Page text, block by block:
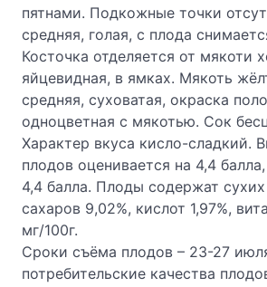
пятнами. Подкожные точки
средняя, голая, с плода
Косточка отделяется от мякоти
яйцевидная, в ямках. Мякоть
средняя, суховатая, окраска
одноцветная с мякотью. Сок
Характер вкуса кисло-сладкий.
плодов оценивается на 4,4
4,4 балла. Плоды содержат
сахаров 9,02%, кислот 1,97%,
мг/100г.
Сроки съёма плодов – 23-27
потребительские качества